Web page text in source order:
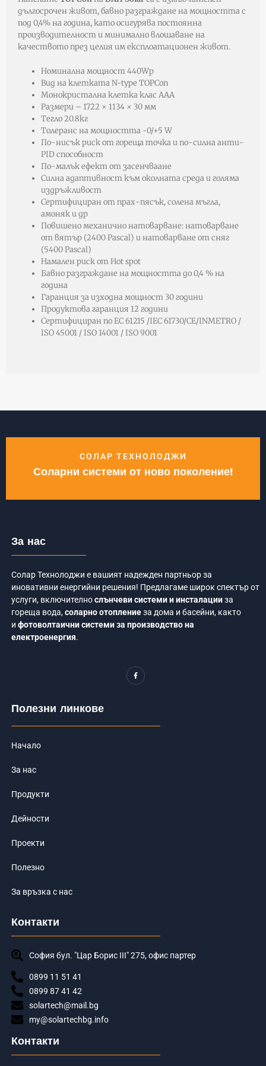
дългосрочeн живот, бавно разграждане на мощността с
под 0,4% на година, като осигурява постоянна
производителност и минимално влошаване на
качеството през целия им експлоатационен живот.
Номинална мощност 440Wp
Вид на клетката N-type TOPCon
Mонокристална клетка клас ААА
Размери – 1722 × 1134 × 30 мм
Тегло 20.8кг
Толеранс на мощността -0/+5 W
По-нисък риск от гореща точка и по-силна анти-
PID способност
По-малък ефект от засенчваане
Силна адаптивност към околната среда и голяма
издръжливост
Сертифициран от прах-пясък, солена мъгла,
амоняк и др
Повишено механично натоварване: натоварване
от вятър (2400 Pascal) и натоварване от сняг
(5400 Pascal)
Намален риск от Hot spot
Бавно разграждане на мощността до 0,4 % на
година
Гаранция за изходна мощност 30 години
Продуктова гаранция 12 години
Сертифициран по EC 61215 /IEC 61730/CE/INMETRO /
ISO 45001 / ISO 14001 / ISO 9001
СОЛАР ТЕХНОЛОДЖИ
Соларни системи от ново поколение!
За нас
Солар Технолоджи е вашият надежден партньор за
иновативни енергийни решения! Предлагаме широк спектър от
услуги, включителнослънчеви системи и инсталацииза
гореща вода,соларно отоплениеза дома и басейни, както
и фотоволтаични системи за производство на
електроенергия.
F
a
c
f
Полезни линкове
Начало
За нас
Продукти
Дейности
Проекти
Полезно
За връзка с нас
Контакти
София бул. "Цар Борис III" 275, офис партер
0899 11 51 41
0899 87 41 42
solartech@mail.bg
my@solartechbg.info
Контакти